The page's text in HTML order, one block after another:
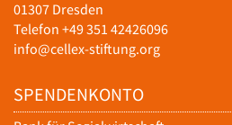
01307 Dresden
Telefon +49 351 42426096
info@cellex-stiftung.org
SPENDENKONTO